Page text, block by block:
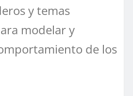
y temas
modelar y
de los